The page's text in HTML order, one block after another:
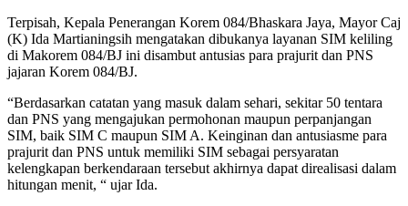
Terpisah, Kepala Penerangan Korem 084/Bhaskara Jaya, Mayor Caj
(K) Ida Martianingsih mengatakan dibukanya layanan SIM keliling
di Makorem 084/BJ ini disambut antusias para prajurit dan PNS
jajaran Korem 084/BJ.
“Berdasarkan catatan yang masuk dalam sehari, sekitar 50 tentara
dan PNS yang mengajukan permohonan maupun perpanjangan
SIM, baik SIM C maupun SIM A. Keinginan dan antusiasme para
prajurit dan PNS untuk memiliki SIM sebagai persyaratan
kelengkapan berkendaraan tersebut akhirnya dapat direalisasi dalam
hitungan menit, “ ujar Ida.